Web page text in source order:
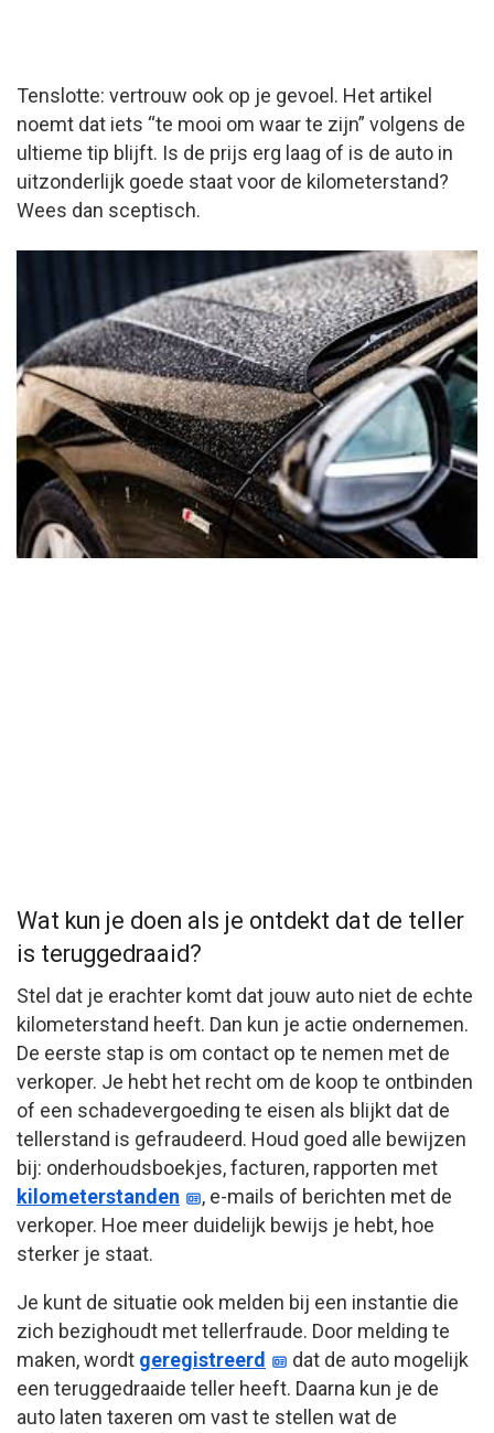
Tenslotte: vertrouw ook op je gevoel. Het artikel
noemt dat iets “te mooi om waar te zijn” volgens de
ultieme tip blijft. Is de prijs erg laag of is de auto in
uitzonderlijk goede staat voor de kilometerstand?
Wees dan sceptisch.
Wat kun je doen als je ontdekt dat de teller
is teruggedraaid?
Stel dat je erachter komt dat jouw auto niet de echte
kilometerstand heeft. Dan kun je actie ondernemen.
De eerste stap is om contact op te nemen met de
verkoper. Je hebt het recht om de koop te ontbinden
of een schadevergoeding te eisen als blijkt dat de
tellerstand is gefraudeerd. Houd goed alle bewijzen
bij: onderhoudsboekjes, facturen, rapporten met
kilometerstanden
, e-mails of berichten met de
verkoper. Hoe meer duidelijk bewijs je hebt, hoe
sterker je staat.
Je kunt de situatie ook melden bij een instantie die
zich bezighoudt met tellerfraude. Door melding te
maken, wordt geregistreerd
dat de auto mogelijk
een teruggedraaide teller heeft. Daarna kun je de
auto laten taxeren om vast te stellen wat de